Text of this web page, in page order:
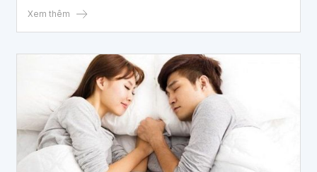
được không
Xem thêm